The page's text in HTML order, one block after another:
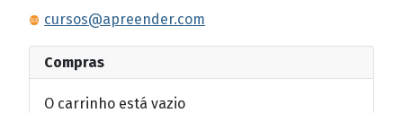
cursos@apreender.com
Compras
O carrinho está vazio